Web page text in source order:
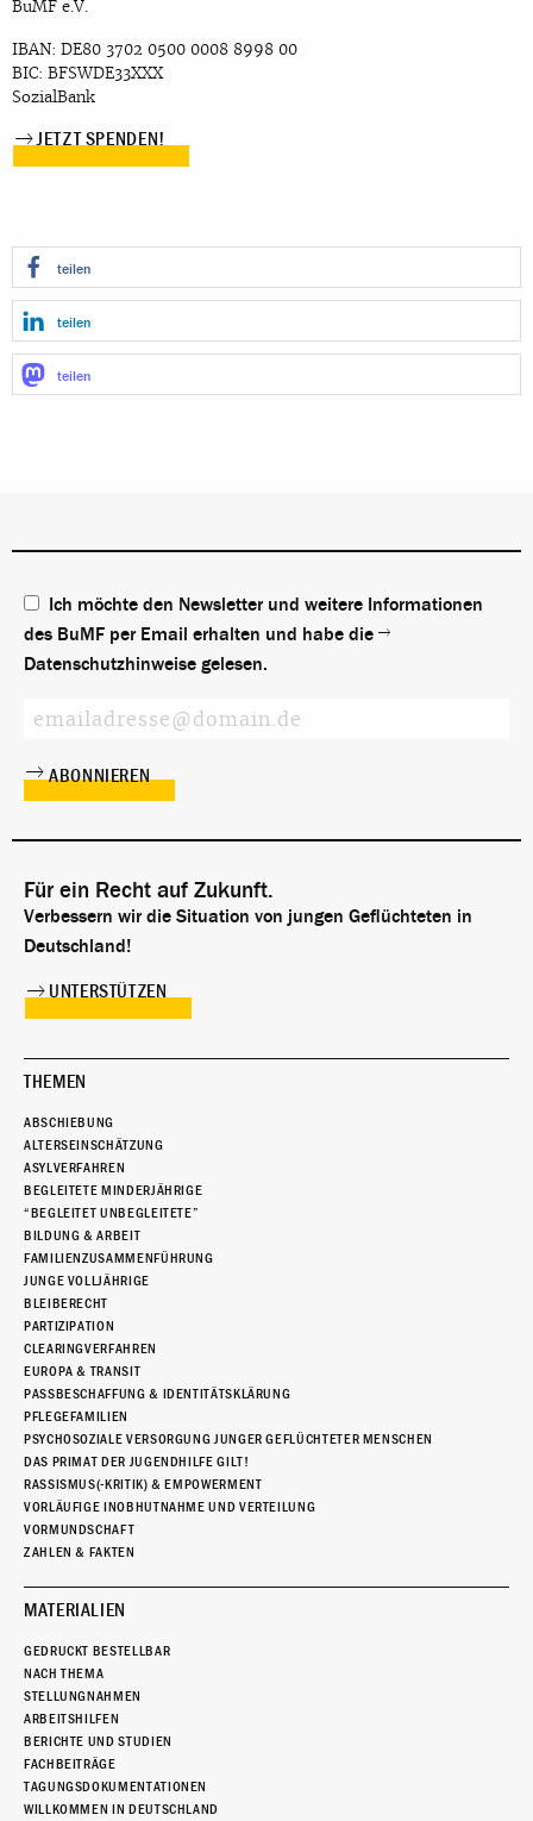
BuMF e.V.
IBAN: DE80 3702 0500 0008 8998 00
BIC: BFSWDE33XXX
SozialBank
JETZT SPENDEN!
teilen
teilen
teilen
Ich möchte den Newsletter und weitere Informationen
des BuMF per Email erhalten und habe die
Datenschutzhinweise gelesen.
Für ein Recht auf Zukunft.
Verbessern wir die Situation von jungen Geflüchteten in
Deutschland!
UNTERSTÜTZEN
THEMEN
ABSCHIEBUNG
ALTERSEINSCHÄTZUNG
ASYLVERFAHREN
BEGLEITETE MINDERJÄHRIGE
“BEGLEITET UNBEGLEITETE”
BILDUNG & ARBEIT
FAMILIENZUSAMMENFÜHRUNG
JUNGE VOLLJÄHRIGE
BLEIBERECHT
PARTIZIPATION
CLEARINGVERFAHREN
EUROPA & TRANSIT
PASSBESCHAFFUNG & IDENTITÄTSKLÄRUNG
PFLEGEFAMILIEN
PSYCHOSOZIALE VERSORGUNG JUNGER GEFLÜCHTETER MENSCHEN
DAS PRIMAT DER JUGENDHILFE GILT!
RASSISMUS(-KRITIK) & EMPOWERMENT
VORLÄUFIGE INOBHUTNAHME UND VERTEILUNG
VORMUNDSCHAFT
ZAHLEN & FAKTEN
MATERIALIEN
GEDRUCKT BESTELLBAR
NACH THEMA
STELLUNGNAHMEN
ARBEITSHILFEN
BERICHTE UND STUDIEN
FACHBEITRÄGE
TAGUNGSDOKUMENTATIONEN
WILLKOMMEN IN DEUTSCHLAND